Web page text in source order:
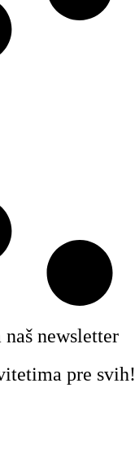
newsletter
pre svih!